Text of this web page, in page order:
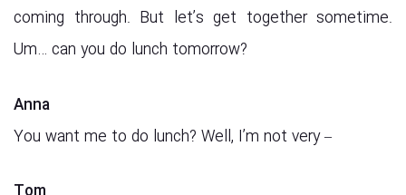
coming through. But let’s get together sometime.
Um… can you do lunch tomorrow?
Anna
You want me to do lunch? Well, I’m not very –